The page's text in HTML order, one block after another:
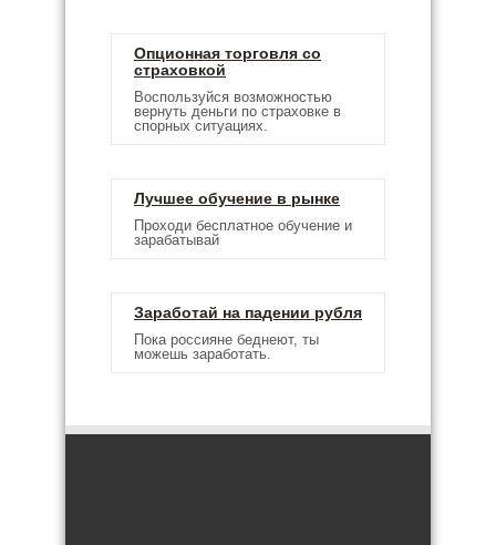
Опционная торговля со
страховкой
Воспользуйся возможностью
вернуть деньги по страховке в
спорных ситуациях.
Лучшее обучение в рынке
Проходи бесплатное обучение и
зарабатывай
Заработай на падении рубля
Пока россияне беднеют, ты
можешь заработать.